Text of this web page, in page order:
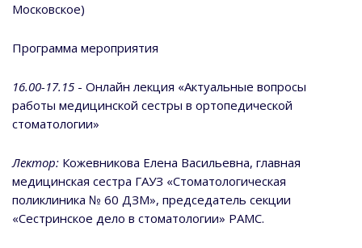
Московское)
Программа мероприятия
16.00-17.15 - Онлайн лекция «Актуальные вопросы
работы медицинской сестры в ортопедической
стоматологии»
Лектор: Кожевникова Елена Васильевна, главная
медицинская сестра ГАУЗ «Стоматологическая
поликлиника № 60 ДЗМ», председатель секции
«Сестринское дело в стоматологии» РАМС.